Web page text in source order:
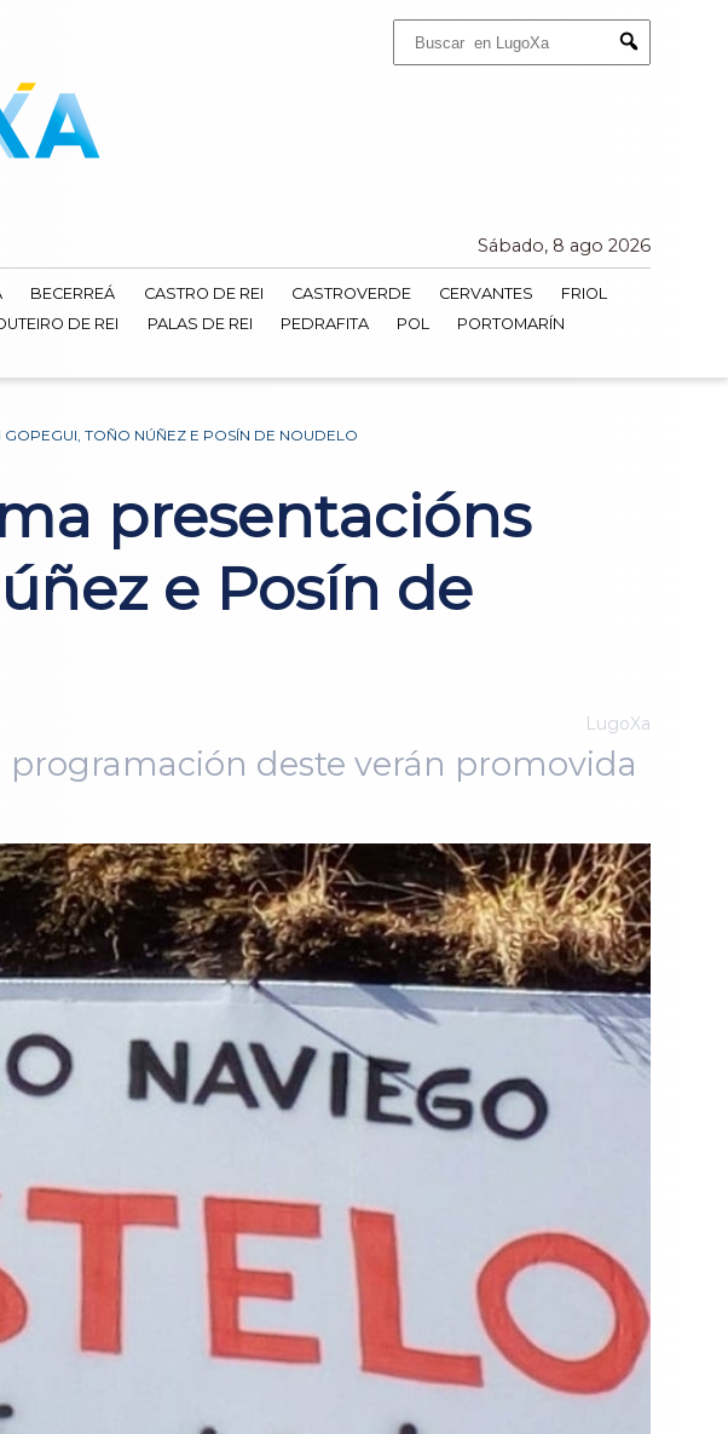
Submit
Sábado, 8 ago 2026
BECERREÁ CASTRO DE REI CASTROVERDE CERVANTES
FRIOL
DE REI PALAS DE REI PEDRAFITA POL
PORTOMARÍN
TOÑO NÚÑEZ E POSÍN DE NOUDELO
presentacións
e Posín de
LugoXa
deste verán promovida